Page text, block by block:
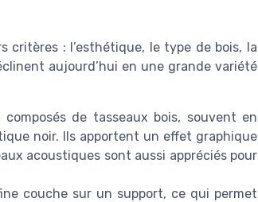
critères : l’esthétique, le type de bois, la
aujourd’hui en une grande variété
de tasseaux bois, souvent en
noir. Ils apportent un effet graphique
acoustiques sont aussi appréciés pour
couche sur un support, ce qui permet